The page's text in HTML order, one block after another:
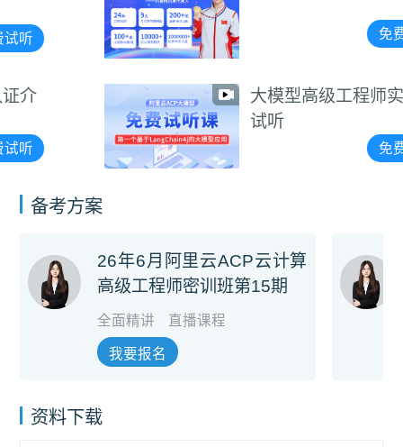
大模型高级工程师实战课
试听
备考方案
26年6月阿里云ACP云计算
高级工程师密训班第15期
全面精讲 直播课程
我要报名
资料下载